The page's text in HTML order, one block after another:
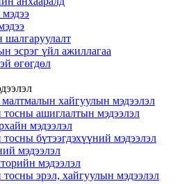
шалгаруулалт
эсрэг үйл ажиллагаа
өгөгдөл
хайгуулын мэдээлэл
тосны ашиглалтын мэдээлэл
мэдээлэл
бүтээгдэхүүний мэдээлэл
мэдээлэл
мэдээлэл
тосны эрэл, хайгуулын мэдээлэл